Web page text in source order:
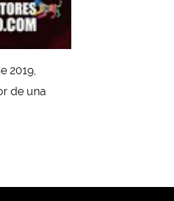
2019,
de una